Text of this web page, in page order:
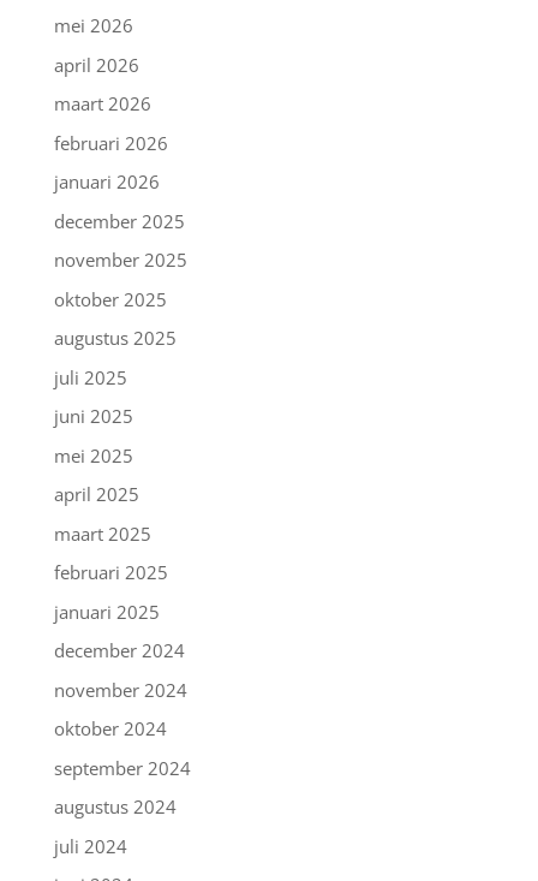
mei 2026
april 2026
maart 2026
februari 2026
januari 2026
december 2025
november 2025
oktober 2025
augustus 2025
juli 2025
juni 2025
mei 2025
april 2025
maart 2025
februari 2025
januari 2025
december 2024
november 2024
oktober 2024
september 2024
augustus 2024
juli 2024